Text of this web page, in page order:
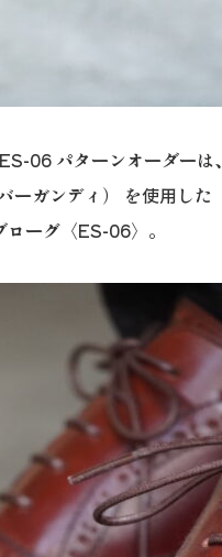
06 パターンオーダーは、
ーガンディ） を使用した
ーグ〈ES-06〉。